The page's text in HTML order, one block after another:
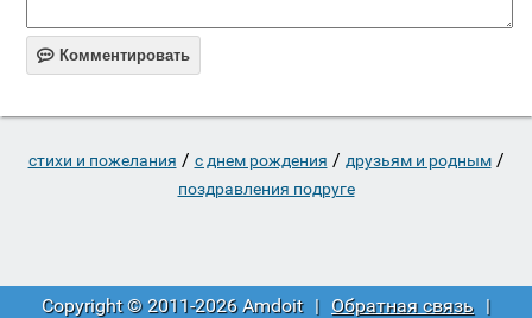
 Комментировать
стихи и пожелания / c днем рождения / друзьям и родным/
поздравления подруге
Copyright © 2011-2026 Amdoit | Обратная связь |